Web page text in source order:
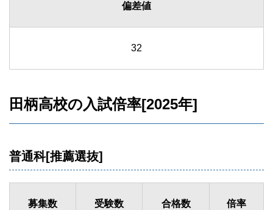
偏差値
32
田柄高校の入試倍率[2025年]
普通科[推薦選抜]
募集数 受験数 合格数 倍率